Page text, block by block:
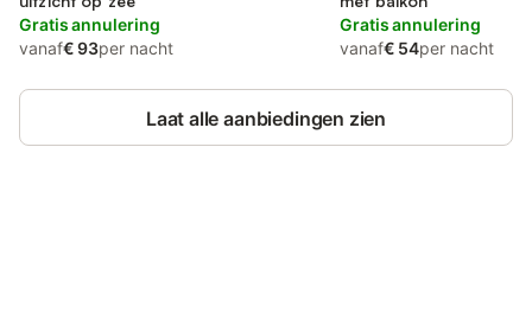
Gratis annulering
vanaf€ 93per nacht
Gratis annulering
vanaf€ 54per nacht
Laat alle aanbiedingen zien